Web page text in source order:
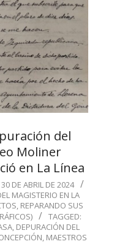
del
Moliner
en La Línea
30 DE ABRIL DE 2024
MAGISTERIO EN LA
, REPARANDO SUS
TAGGED:
, DEPURACIÓN DEL
, MAESTROS